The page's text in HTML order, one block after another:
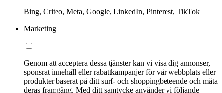
Bing, Criteo, Meta, Google, LinkedIn, Pinterest, TikTok
Marketing
Genom att acceptera dessa tjänster kan vi visa dig annonser,
sponsrat innehåll eller rabattkampanjer för vår webbplats eller
produkter baserat på ditt surf- och shoppingbeteende och mäta
deras framgång. Med ditt samtycke använder vi följande